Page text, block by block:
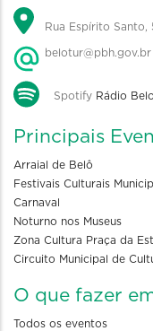
Rua Espírito Santo,
belotur@pbh.gov.br
Spotify Rádio
Principais
Arraial de Belô
Festivais Culturais
Carnaval
Noturno nos Museus
Zona Cultura Praça da
Circuito Municipal de
O que fazer
Todos os eventos